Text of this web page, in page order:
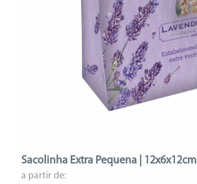
Sacolinha Extra Pequena | 12x6x12cm
a partir de: